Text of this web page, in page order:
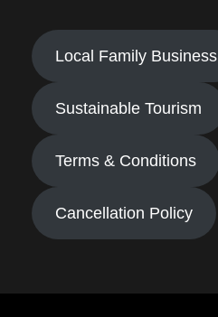
Local Family Business
Sustainable Tourism
Terms & Conditions
Cancellation Policy